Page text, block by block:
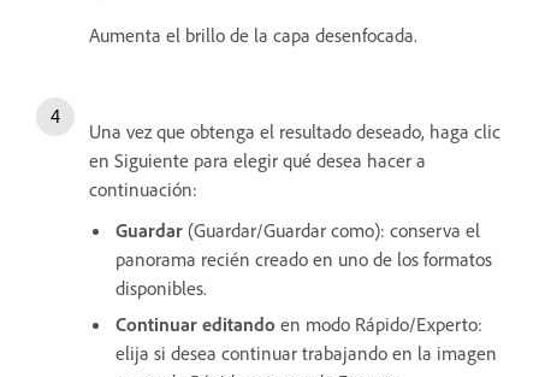
Aumenta el brillo de la capa desenfocada.
Una vez que obtenga el resultado deseado, haga clic
en Siguiente para elegir qué desea hacer a
continuación:
Guardar (Guardar/Guardar como): conserva el
panorama recién creado en uno de los formatos
disponibles.
Continuar editando en modo Rápido/Experto:
elija si desea continuar trabajando en la imagen